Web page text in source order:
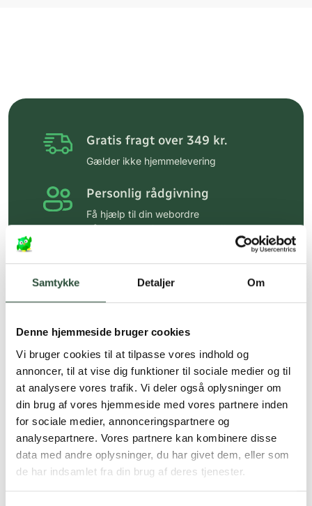
Samtykke Detaljer Om
Denne hjemmeside bruger cookies
Vi bruger cookies til at tilpasse vores indhold og
annoncer, til at vise dig funktioner til sociale medier og til
at analysere vores trafik. Vi deler også oplysninger om
din brug af vores hjemmeside med vores partnere inden
for sociale medier, annonceringspartnere og
analysepartnere. Vores partnere kan kombinere disse
data med andre oplysninger, du har givet dem, eller som
de har indsamlet fra din brug af deres tjenester.
Gratis fragt over 349 kr.
Gælder ikke hjemmelevering
Personlig rådgivning
Få hjælp til din webordre
på:kundeservice@uglecare.dk
Hurtig levering (30 min. i Kbh)
Hurtigt leveringen via GLS, og DAO
*Gælder ikke ernæringsprodukter.
Stort udvalg af kendte
produkter
Vi tilbyder et stort udvalg af kendte
cremer, vitaminer og andre spændende
produkter – altid til fast lav pris.
Læs mere om Uglecare.dk her